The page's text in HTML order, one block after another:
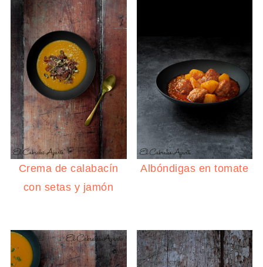
Crema de calabacín
con setas y jamón
Albóndigas en tomate